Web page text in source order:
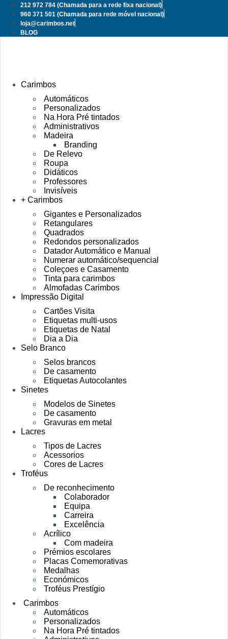
Pular
para
conteúdo
212 972 784 (Chamada para a rede fixa nacional)
960 371 501 (Chamada para rede móvel nacional)
loja@carimbos.net
BLOG
Carimbos
Automáticos
Personalizados
Na Hora Pré tintados
Administrativos
Madeira
Branding
De Relevo
Roupa
Didáticos
Professores
Invisíveis
+ Carimbos
Gigantes e Personalizados
Retangulares
Quadrados
Redondos personalizados
Datador Automático e Manual
Numerar automático/sequencial
Coleçoes e Casamento
Tinta para carimbos
Almofadas Carimbos
Impressão Digital
Cartões Visita
Etiquetas multi-usos
Etiquetas de Natal
Dia a Dia
Selo Branco
Selos brancos
De casamento
Etiquetas Autocolantes
Sinetes
Modelos de Sinetes
De casamento
Gravuras em metal
Lacres
Tipos de Lacres
Acessorios
Cores de Lacres
Troféus
De reconhecimento
Colaborador
Equipa
Carreira
Excelência
Acrílico
Com madeira
Prémios escolares
Placas Comemorativas
Medalhas
Económicos
Troféus Prestígio
Carimbos
Automáticos
Personalizados
Na Hora Pré tintados